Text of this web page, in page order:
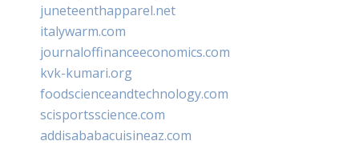
juneteenthapparel.net
italywarm.com
journaloffinanceeconomics.com
kvk-kumari.org
foodscienceandtechnology.com
scisportsscience.com
addisababacuisineaz.com